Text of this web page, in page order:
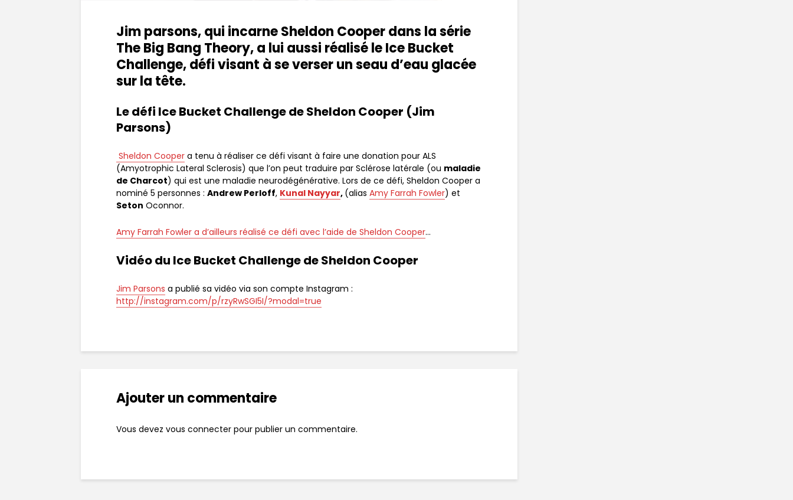
Jim parsons, qui incarne Sheldon Cooper dans la série
The Big Bang Theory, a lui aussi réalisé le Ice Bucket
Challenge, défi visant à se verser un seau d’eau glacée
sur la tête.
Le défi Ice Bucket Challenge de Sheldon Cooper (Jim
Parsons)
Sheldon Cooper a tenu à réaliser ce défi visant à faire une donation pour ALS
(Amyotrophic Lateral Sclerosis) que l’on peut traduire par Sclérose latérale (ou maladie
de Charcot) qui est une maladie neurodégénérative. Lors de ce défi, Sheldon Cooper a
nominé 5 personnes : Andrew Perloff, Kunal Nayyar, (alias Amy Farrah Fowler) et
Seton Oconnor.
Amy Farrah Fowler a d’ailleurs réalisé ce défi avec l’aide de Sheldon Cooper…
Vidéo du Ice Bucket Challenge de Sheldon Cooper
Jim Parsons a publié sa vidéo via son compte Instagram :
http://instagram.com/p/rzyRwSGI5I/?modal=true
Ajouter un commentaire
Vous devez vous connecter pour publier un commentaire.